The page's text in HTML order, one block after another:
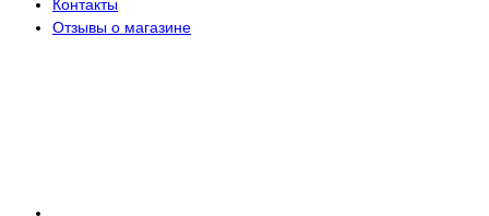
Контакты
Отзывы о магазине